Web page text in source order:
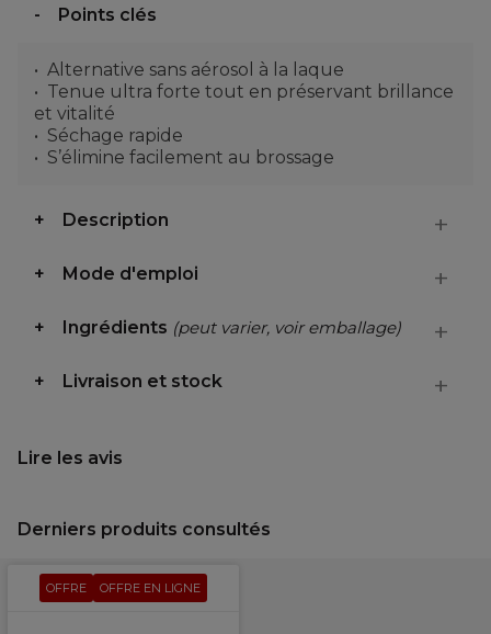
Points clés
Alternative sans aérosol à la laque
Tenue ultra forte tout en préservant brillance
et vitalité
Séchage rapide
S’élimine facilement au brossage
Description
Mode d'emploi
Ingrédients (peut varier, voir emballage)
Livraison et stock
Lire les avis
Derniers produits consultés
OFFRE OFFRE EN LIGNE